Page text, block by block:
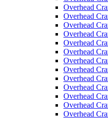
Overhead
Overhead
Overhead
Overhead
Overhead
Overhead
Overhead
Overhead
Overhead
Overhead
Overhead
Overhead
Overhead